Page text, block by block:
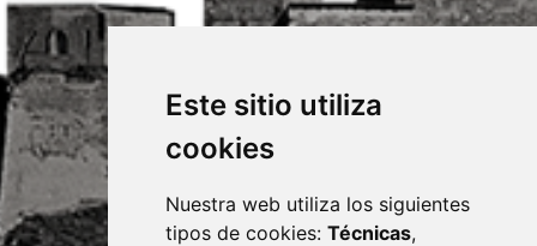
Este sitio utiliza
cookies
Nuestra web utiliza los siguientes
tipos de cookies: Técnicas,